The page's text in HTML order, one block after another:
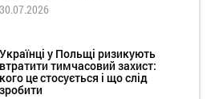
30.07.2026
Українці у Польщі ризикують
втратити тимчасовий захист:
кого це стосується і що слід
зробити